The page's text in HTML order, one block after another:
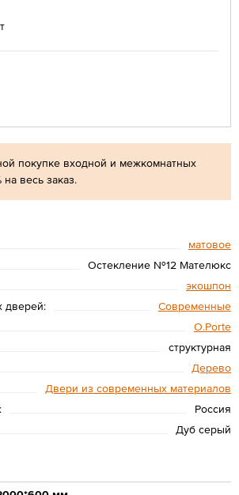
покупке входной и межкомнатных
весь заказ.
матовое
Остекление №12 Мателюкс
экошпон
дверей:
Современные
O.Porte
структурная
Дерево
Двери из современных материалов
Россия
Дуб серый